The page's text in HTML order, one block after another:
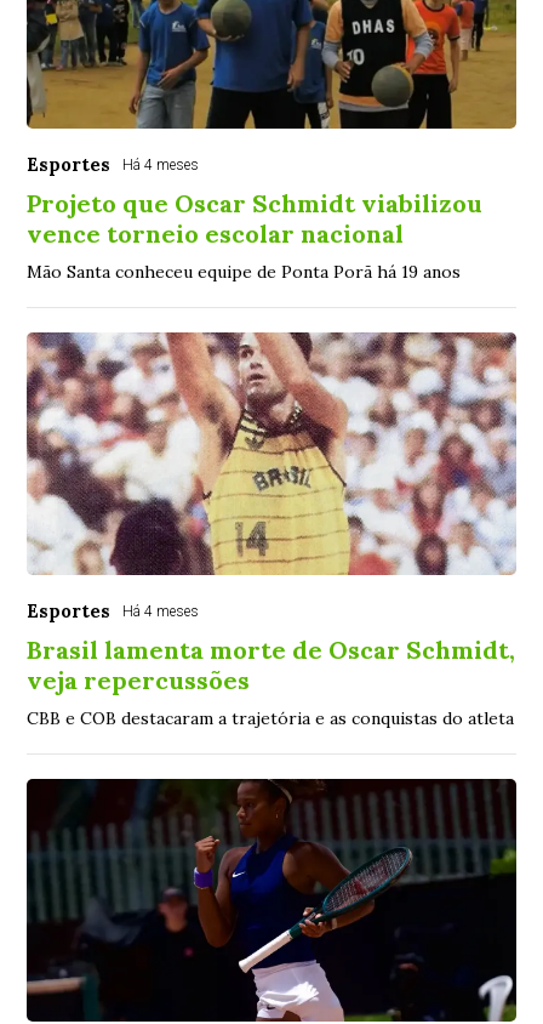
Esportes Há 4 meses
Projeto que Oscar Schmidt viabilizou
vence torneio escolar nacional
Mão Santa conheceu equipe de Ponta Porã há 19 anos
Esportes Há 4 meses
Brasil lamenta morte de Oscar Schmidt,
veja repercussões
CBB e COB destacaram a trajetória e as conquistas do atleta